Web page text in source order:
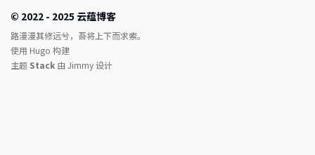
© 2022 - 2025 云蕴博客
路漫漫其修远兮，吾将上下而求索。
使用 Hugo 构建
主题 Stack 由 Jimmy设计